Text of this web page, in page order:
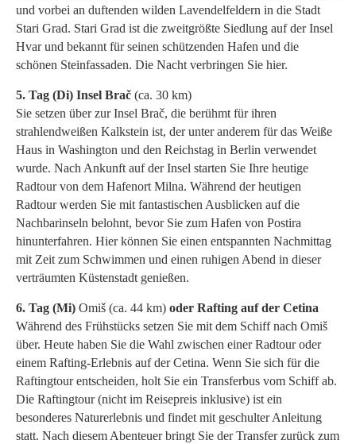
und vorbei an duftenden wilden Lavendelfeldern in die Stadt
Stari Grad. Stari Grad ist die zweitgrößte Siedlung auf der Insel
Hvar und bekannt für seinen schützenden Hafen und die
schönen Steinfassaden. Die Nacht verbringen Sie hier.
5. Tag (Di) Insel Brač (ca. 30 km)
Sie setzen über zur Insel Brač, die berühmt für ihren
strahlendweißen Kalkstein ist, der unter anderem für das Weiße
Haus in Washington und den Reichstag in Berlin verwendet
wurde. Nach Ankunft auf der Insel starten Sie Ihre heutige
Radtour von dem Hafenort Milna. Während der heutigen
Radtour werden Sie mit fantastischen Ausblicken auf die
Nachbarinseln belohnt, bevor Sie zum Hafen von Postira
hinunterfahren. Hier können Sie einen entspannten Nachmittag
mit Zeit zum Schwimmen und einen ruhigen Abend in dieser
verträumten Küstenstadt genießen.
6. Tag (Mi) Omiš (ca. 44 km) oder Rafting auf der Cetina
Während des Frühstücks setzen Sie mit dem Schiff nach Omiš
über. Heute haben Sie die Wahl zwischen einer Radtour oder
einem Rafting-Erlebnis auf der Cetina. Wenn Sie sich für die
Raftingtour entscheiden, holt Sie ein Transferbus vom Schiff ab.
Die Raftingtour (nicht im Reisepreis inklusive) ist ein
besonderes Naturerlebnis und findet mit geschulter Anleitung
statt. Nach diesem Abenteuer bringt Sie der Transfer zurück zum